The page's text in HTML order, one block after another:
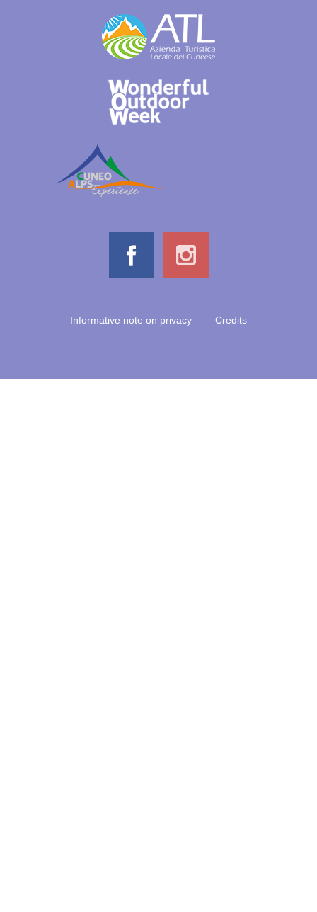
Informative note on privacy Credits